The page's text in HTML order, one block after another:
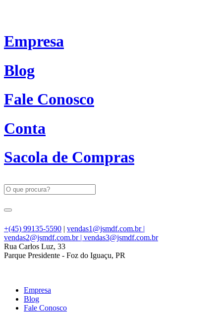
Empresa
Blog
Fale Conosco
Conta
Sacola de Compras
+(45) 99135-5590 | vendas1@jsmdf.com.br |
vendas2@jsmdf.com.br | vendas3@jsmdf.com.br
Rua Carlos Luz, 33
Parque Presidente - Foz do Iguaçu, PR
Empresa
Blog
Fale Conosco